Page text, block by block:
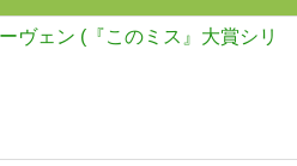
ヴェン (『このミス』大賞シリ